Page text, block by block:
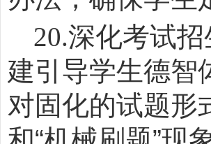
20.深化考试
建引导学生德智
对固化的试题形